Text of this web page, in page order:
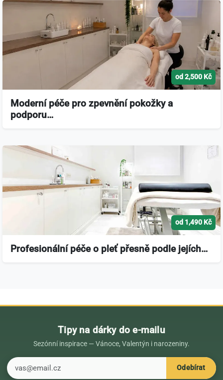
od 2,500 Kč
Moderní péče pro zpevnění pokožky a
podporu…
od 1,490 Kč
Profesionální péče o pleť přesně podle jejích…
Tipy na dárky do e-mailu
Sezónní inspirace — Vánoce, Valentýn i narozeniny.
Odebírat